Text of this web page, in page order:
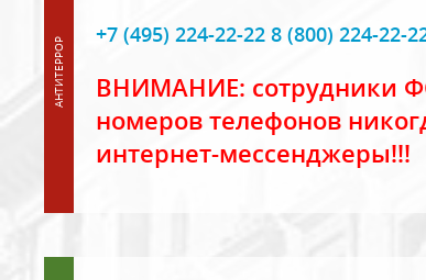
+7 (495) 224-22-22 8 (800) 224-22-
ВНИМАНИЕ: сотрудники
номеров телефонов
интернет-мессенджеры!!!